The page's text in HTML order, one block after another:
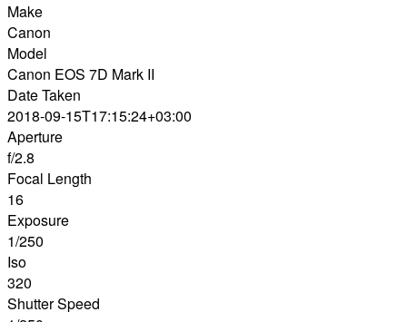
Make
Canon
Model
Canon EOS 7D Mark II
Date Taken
2018-09-15T17:15:24+03:00
Aperture
f/2.8
Focal Length
16
Exposure
1/250
Iso
320
Shutter Speed